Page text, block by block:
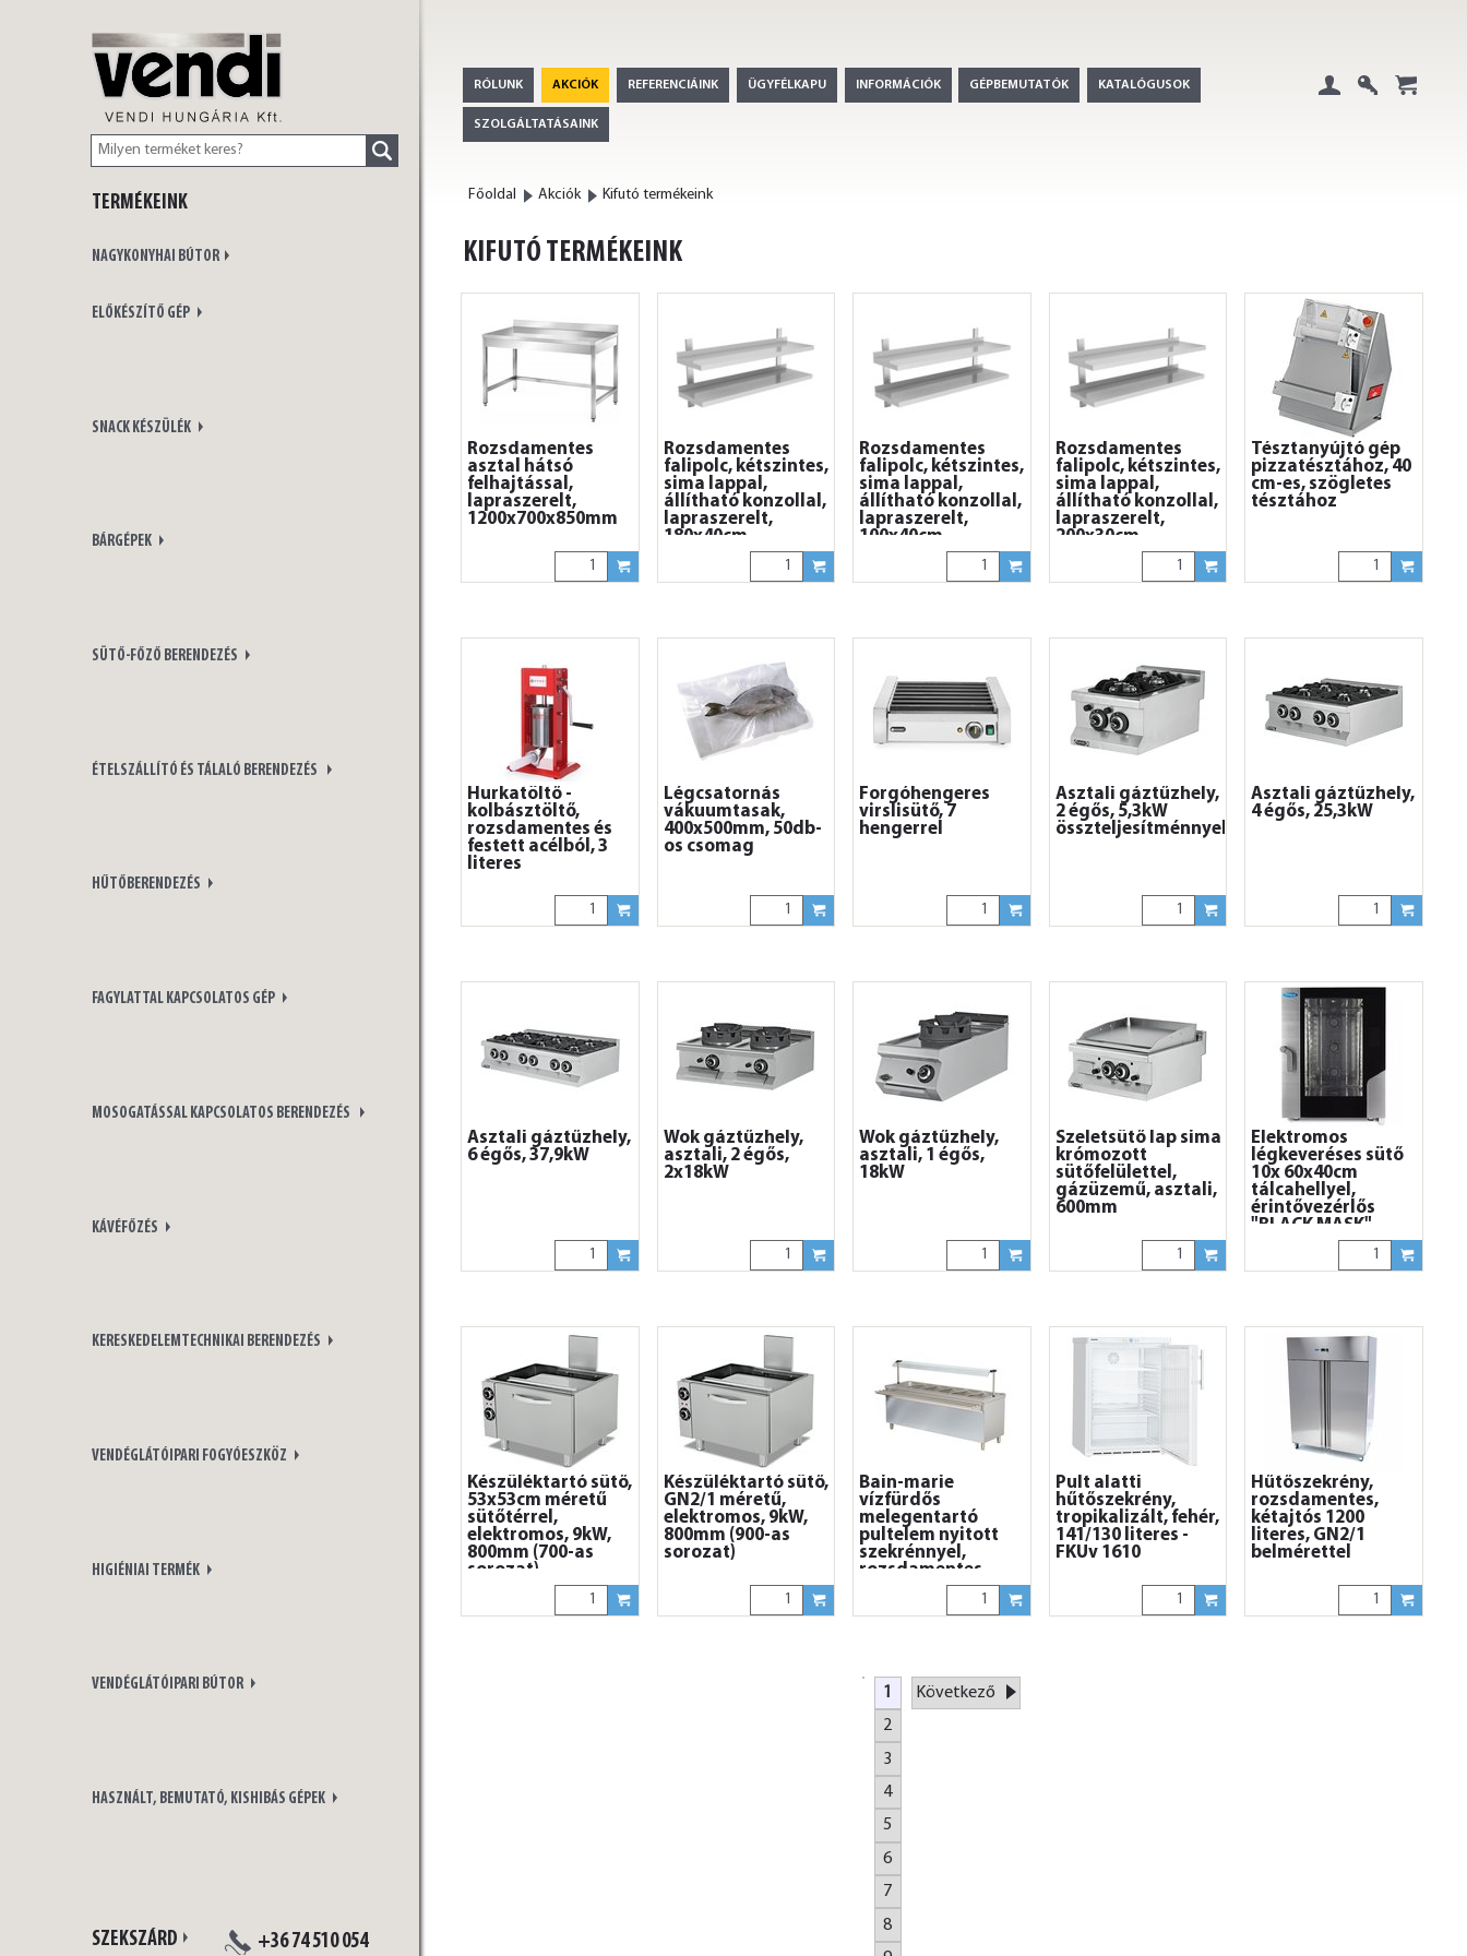
HUNGÁRIA Kft.
TERMÉKEINK
NAGYKONYHAI BÚTOR
ELŐKÉSZÍTŐ GÉP
SNACK KÉSZÜLÉK
BÁRGÉPEK
SÜTŐ-FŐZŐ BERENDEZÉS
ÉTELSZÁLLÍTÓ ÉS TÁLALÓ BERENDEZÉS
HŰTŐBERENDEZÉS
FAGYLATTAL KAPCSOLATOS GÉP
MOSOGATÁSSAL KAPCSOLATOS BERENDEZÉS
KÁVÉFŐZÉS
KERESKEDELEMTECHNIKAI BERENDEZÉS
VENDÉGLÁTÓIPARI FOGYÓESZKÖZ
HIGIÉNIAI TERMÉK
VENDÉGLÁTÓIPARI BÚTOR
HASZNÁLT, BEMUTATÓ, KISHIBÁS GÉPEK
SZEKSZÁRD +36 74 510 054
RÓLUNK AKCIÓK REFERENCIÁINK ÜGYFÉLKAPU INFORMÁCIÓK GÉPBEMUTATÓK KATALÓGUSOK
SZOLGÁLTATÁSAINK
Főoldal Akciók Kifutó termékeink
KIFUTÓ TERMÉKEINK
Rozsdamentes
asztal hátsó
felhajtással,
lapraszerelt,
1200x700x850mm
Rozsdamentes
falipolc, kétszintes,
sima lappal,
állítható konzollal,
lapraszerelt,
180x40cm
Rozsdamentes
falipolc, kétszintes,
sima lappal,
állítható konzollal,
lapraszerelt,
100x40cm
Rozsdamentes
falipolc, kétszintes,
sima lappal,
állítható konzollal,
lapraszerelt,
200x30cm
Tésztanyújtó gép
pizzatésztához, 40
cm-es, szögletes
tésztához
Hurkatöltő -
kolbásztöltő,
rozsdamentes és
festett acélból, 3
literes
Légcsatornás
vákuumtasak,
400x500mm, 50db-
os csomag
Forgóhengeres
virslisütő, 7
hengerrel
Asztali gáztűzhely,
2 égős, 5,3kW
összteljesítménnyel
Asztali gáztűzhely,
4 égős, 25,3kW
Asztali gáztűzhely,
6 égős, 37,9kW
Wok gáztűzhely,
asztali, 2 égős,
2x18kW
Wok gáztűzhely,
asztali, 1 égős,
18kW
Szeletsütő lap sima
krómozott
sütőfelülettel,
gázüzemű, asztali,
600mm
Elektromos
légkeveréses sütő
10x 60x40cm
tálcahellyel,
érintővezérlős
"BLACK MASK"
kezelőpanellel
Készüléktartó sütő,
53x53cm méretű
sütőtérrel,
elektromos, 9kW,
800mm (700-as
sorozat)
Készüléktartó sütő,
GN2/1 méretű,
elektromos, 9kW,
800mm (900-as
sorozat)
Bain-marie
vízfürdős
melegentartó
pultelem nyitott
szekrénnyel,
rozsdamentes,
GN6/1, 2100mm
Pult alatti
hűtőszekrény,
tropikalizált, fehér,
141/130 literes -
FKUv 1610
Hűtőszekrény,
rozsdamentes,
kétajtós 1200
literes, GN2/1
belmérettel
1
2
3
4
5
6
7
8
Következő